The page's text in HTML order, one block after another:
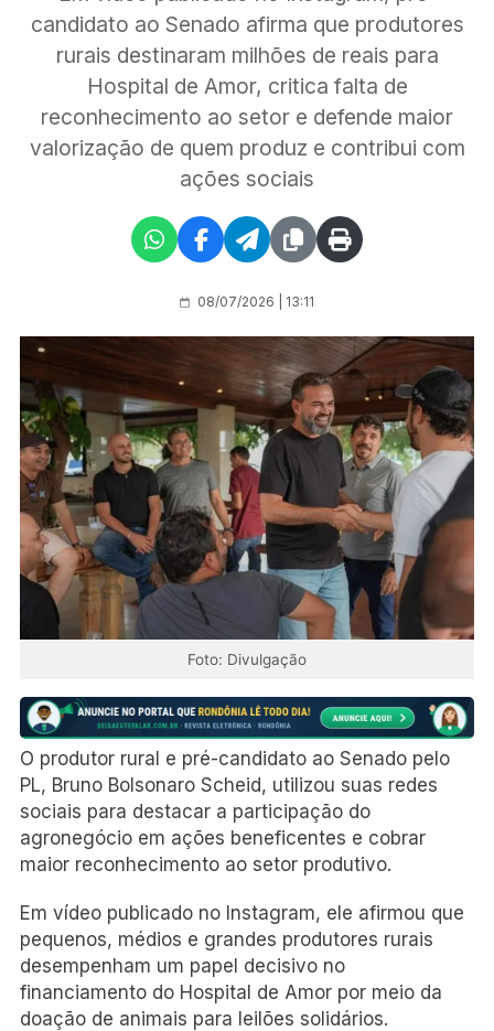
candidato ao Senado afirma que produtores
rurais destinaram milhões de reais para
Hospital de Amor, critica falta de
reconhecimento ao setor e defende maior
valorização de quem produz e contribui com
ações sociais
08/07/2026 | 13:11
Foto: Divulgação
O produtor rural e pré-candidato ao Senado pelo
PL, Bruno Bolsonaro Scheid, utilizou suas redes
sociais para destacar a participação do
agronegócio em ações beneficentes e cobrar
maior reconhecimento ao setor produtivo.
Em vídeo publicado no Instagram, ele afirmou que
pequenos, médios e grandes produtores rurais
desempenham um papel decisivo no
financiamento do Hospital de Amor por meio da
doação de animais para leilões solidários.